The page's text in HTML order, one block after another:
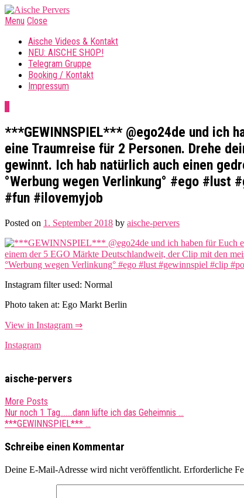
Menu Close
Aische Videos & Kontakt
NEU: AISCHE SHOP!
Telegram Gruppe
Booking / Kontakt
Impressum
***GEWINNSPIEL*** @ego24de und ich
eine Traumreise für 2 Personen. Drehe
gewinnt. Ich hab natürlich auch einen
°Werbung wegen Verlinkung° #ego
#fun #ilovemyjob
Posted on 1. September 2018 by aische-pervers
Instagram filter used: Normal
Photo taken at: Ego Markt Berlin
View in Instagram ⇒
Instagram
aische-pervers
More Posts
Post
navigation
Nur noch 1 Tag…….dann lüfte ich das Geheimnis …
***GEWINNSPIEL*** …
Schreibe einen Kommentar
Deine E-Mail-Adresse wird nicht veröffentlicht. Erforderliche